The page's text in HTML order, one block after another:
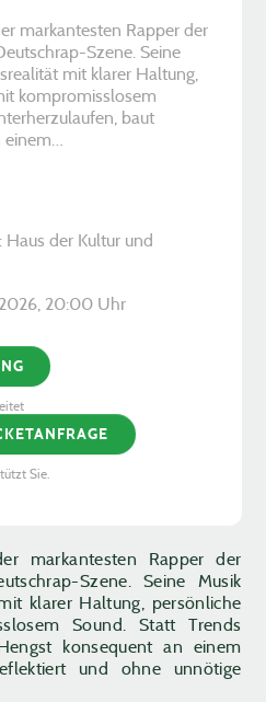
markantesten Rapper der
Szene. Seine Musik
klarer Haltung, persönliche
Sound. Statt Trends
konsequent an einem
und ohne unnötige
markantesten Rapper der
Szene. Seine
mit klarer Haltung,
kompromisslosem
baut
der Kultur und
­20:00 Uhr
Sie.